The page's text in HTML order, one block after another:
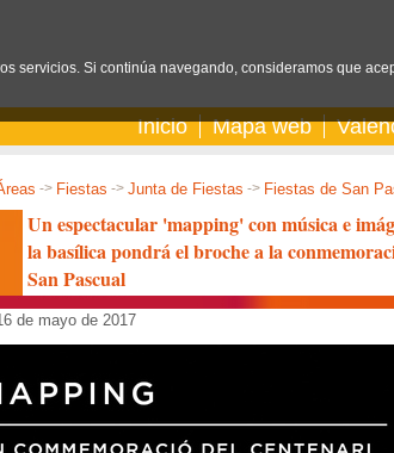
Inicio Mapa web
-> Fiestas -> Junta de Fiestas -> Fiestas de San
Un espectacular 'mapping' con música e
la basílica pondrá el broche a la
San Pascual
de mayo de 2017
servicios. Si continúa navegando, consideramos que